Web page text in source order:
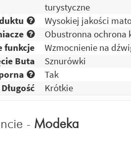
turystyczne
Wysokiej jakości
Obustronna ochrona
funkcje
Wzmocnienie na
Buta
Sznurówki
Tak
Długość
Krótkie
- Modeka